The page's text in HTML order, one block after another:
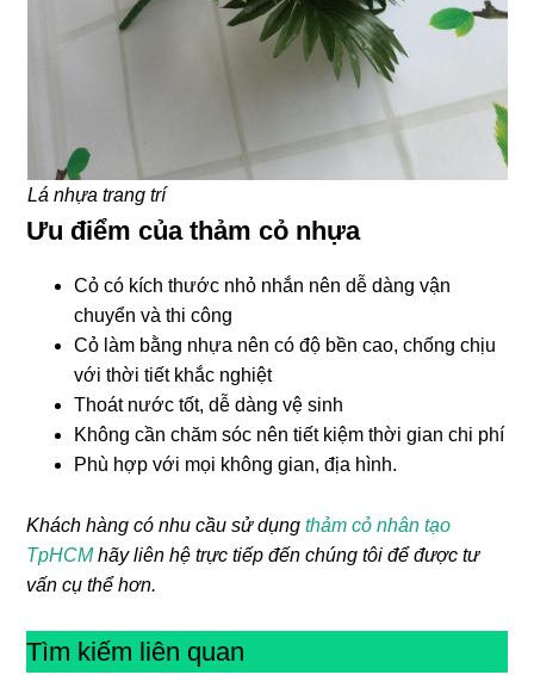
Lá nhựa trang trí
Ưu điểm của thảm cỏ nhựa
Cỏ có kích thước nhỏ nhắn nên dễ dàng vận
chuyển và thi công
Cỏ làm bằng nhựa nên có độ bền cao, chống chịu
với thời tiết khắc nghiệt
Thoát nước tốt, dễ dàng vệ sinh
Không cần chăm sóc nên tiết kiệm thời gian chi phí
Phù hợp với mọi không gian, địa hình.
Khách hàng có nhu cầu sử dụngthảm cỏ nhân tạo
TpHCMhãy liên hệ trực tiếp đến chúng tôi để được tư
vấn cụ thể hơn.
Tìm kiếm liên quan